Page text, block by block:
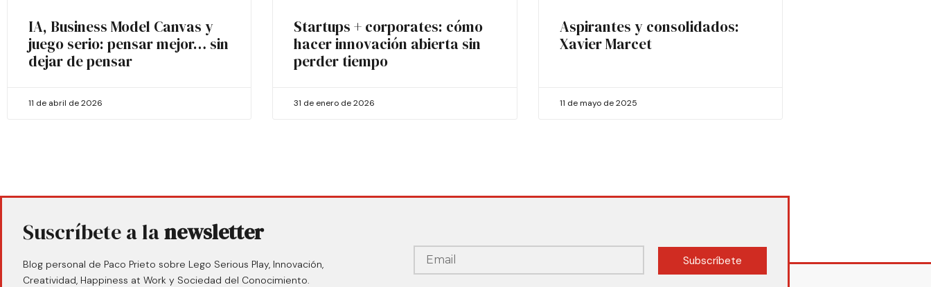
IA, Business Model Canvas y
juego serio: pensar mejor… sin
dejar de pensar
11 de abril de 2026
Startups + corporates: cómo
hacer innovación abierta sin
perder tiempo
31 de enero de 2026
Aspirantes y consolidados:
Xavier Marcet
11 de mayo de 2025
Suscríbete a lanewsletter
Blog personal de Paco Prieto sobre Lego Serious Play, Innovación,
Creatividad, Happiness at Work y Sociedad del Conocimiento.
Subscríbete